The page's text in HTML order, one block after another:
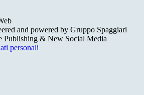
and powered by Gruppo Spaggiari
Publishing & New Social Media
personali